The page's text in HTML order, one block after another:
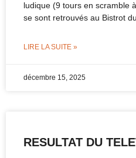
ludique (9 tours en scramble
se sont retrouvés au Bistrot
LIRE LA SUITE »
décembre 15, 2025
RESULTAT DU